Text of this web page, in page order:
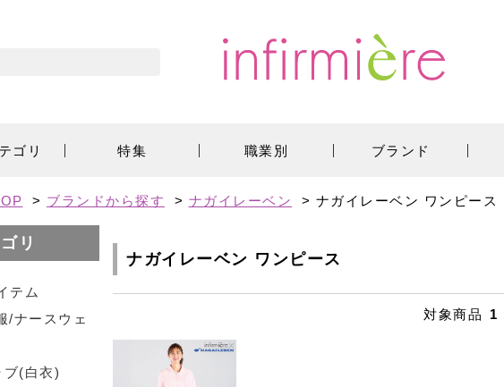
ゴリ 特集 職業別 ブランド
> ブランドから探す > ナガイレーベン > ナガイレーベン ワンピース
リ
テム
/ナースウェ
ブ(白衣)
ナガイレーベン ワンピース
対象商品 1